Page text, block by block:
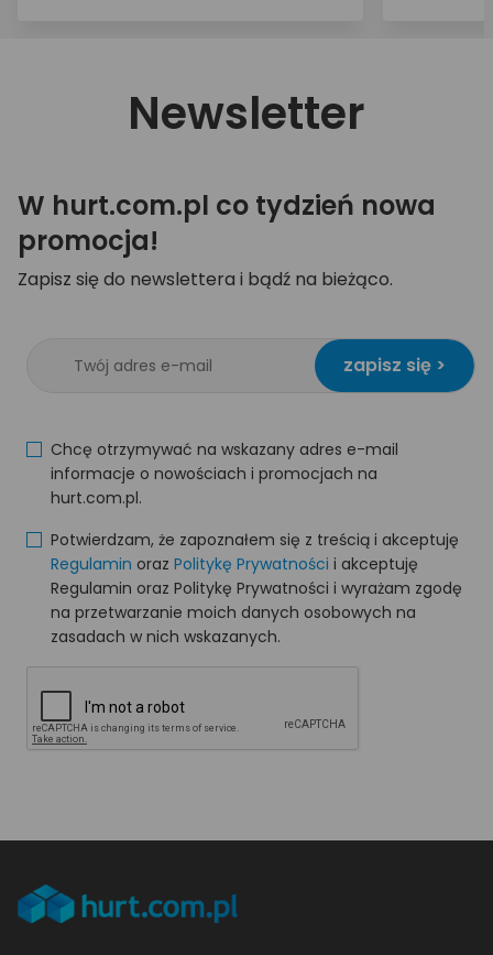
Newsletter
W hurt.com.pl co tydzień nowa
promocja!
Zapisz się do newslettera i bądź na bieżąco.
zapisz się >
Chcę otrzymywać na wskazany adres e-mail
informacje o nowościach i promocjach na
hurt.com.pl.
Potwierdzam, że zapoznałem się z treścią i akceptuję
Regulamin oraz Politykę Prywatności i akceptuję
Regulamin oraz Politykę Prywatności i wyrażam zgodę
na przetwarzanie moich danych osobowych na
zasadach w nich wskazanych.